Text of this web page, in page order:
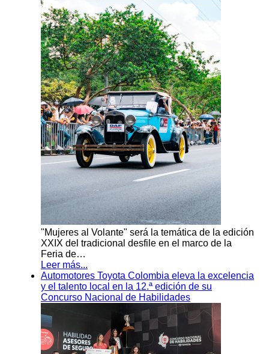
"Mujeres al Volante" será la temática de la edición
XXIX del tradicional desfile en el marco de la
Feria de…
Leer más...
Automotores Toyota Colombia eleva la excelencia
y el talento local en la 12.ª edición de su
Concurso Nacional de Habilidades